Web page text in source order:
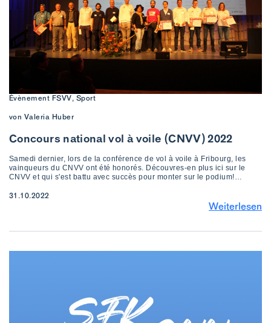
Évènement FSVV, Sport
von Valeria Huber
Concours national vol à voile (CNVV) 2022
Samedi dernier, lors de la conférence de vol à voile à Fribourg, les
vainqueurs du CNVV ont été honorés. Découvres-en plus ici sur le
CNVV et qui s'est battu avec succès pour monter sur le podium!…
31.10.2022
Weiterlesen